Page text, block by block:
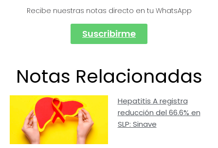
Recibe nuestras notas directo en tu WhatsApp
Suscribirme
Notas Relacionadas
Hepatitis A registra
reducción del 66.6% en
SLP: Sinave